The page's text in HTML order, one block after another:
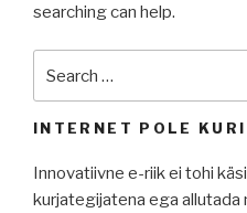
searching can help.
INTERNET POLE
Innovatiivne e-riik ei tohi
kurjategijatena ega allutada